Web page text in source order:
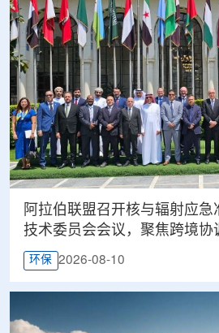
阿拉伯联盟召开核与辐射应急
技术委员会会议，聚焦跨境协
环保 2026-08-10